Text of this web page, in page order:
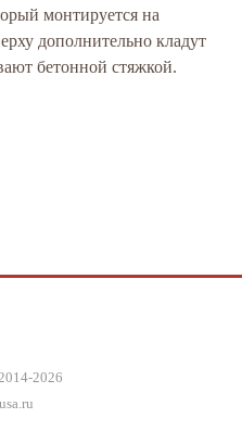
монтируется на
дополнительно кладут
бетонной стяжкой.
2026